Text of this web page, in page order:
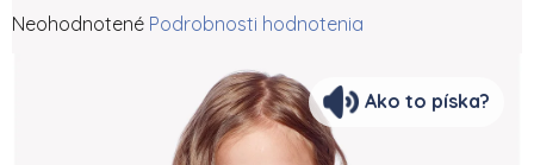
Priemerné hodnotenie produktu je 0,0 z 5 hviezdičiek.
Neohodnotené Podrobnosti hodnotenia
Ako to píska?